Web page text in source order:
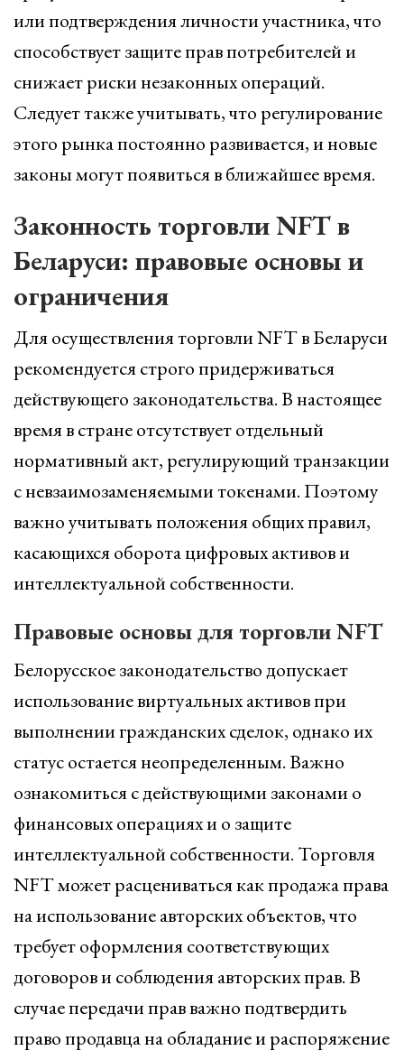
или подтверждения личности участника, что
способствует защите прав потребителей и
снижает риски незаконных операций.
Следует также учитывать, что регулирование
этого рынка постоянно развивается, и новые
законы могут появиться в ближайшее время.
Законность торговли NFT в
Беларуси: правовые основы и
ограничения
Для осуществления торговли NFT в Беларуси
рекомендуется строго придерживаться
действующего законодательства. В настоящее
время в стране отсутствует отдельный
нормативный акт, регулирующий транзакции
с невзаимозаменяемыми токенами. Поэтому
важно учитывать положения общих правил,
касающихся оборота цифровых активов и
интеллектуальной собственности.
Правовые основы для торговли NFT
Белорусское законодательство допускает
использование виртуальных активов при
выполнении гражданских сделок, однако их
статус остается неопределенным. Важно
ознакомиться с действующими законами о
финансовых операциях и о защите
интеллектуальной собственности. Торговля
NFT может расцениваться как продажа права
на использование авторских объектов, что
требует оформления соответствующих
договоров и соблюдения авторских прав. В
случае передачи прав важно подтвердить
право продавца на обладание и распоряжение